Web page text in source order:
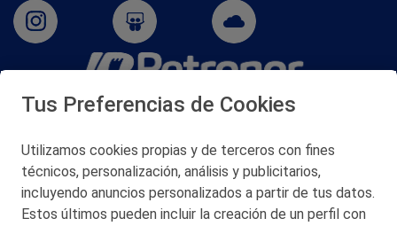
San Martín 5-Edificio Muñatones,
© 2026 Petronor S.A.
Tus Preferencias de Cookies
Utilizamos cookies propias y de terceros con fines
técnicos, personalización, análisis y publicitarios,
incluyendo anuncios personalizados a partir de tus datos.
Estos últimos pueden incluir la creación de un perfil con